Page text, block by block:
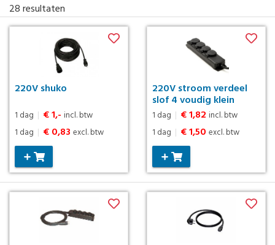
28 resultaten
220V shuko
1 dag | € 1,- incl. btw
1 dag | € 0,83 excl. btw
220V stroom verdeel
slof 4 voudig klein
1 dag | € 1,82 incl. btw
1 dag | € 1,50 excl. btw